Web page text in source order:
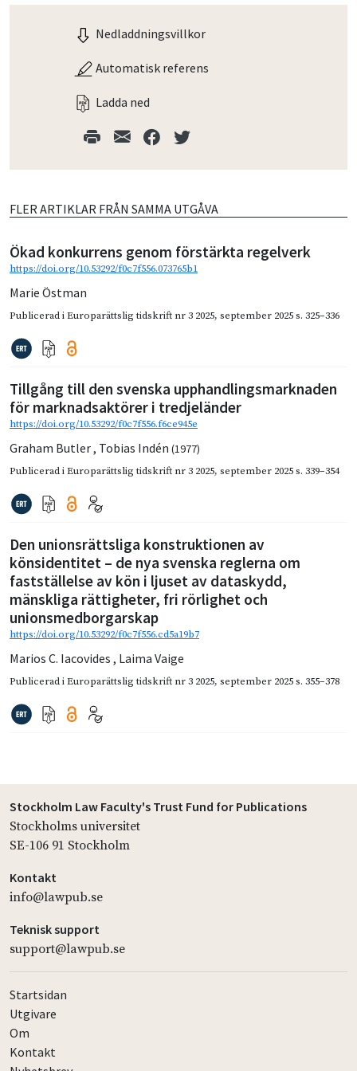
Nedladdningsvillkor
Automatisk referens
Ladda ned
FLER ARTIKLAR FRÅN SAMMA UTGÅVA
Ökad konkurrens genom förstärkta regelverk
https://doi.org/10.53292/f0c7f556.073765b1
Marie Östman
Publicerad iEuroparättslig tidskrift nr 3 2025, september 2025s. 325–336
Tillgång till den svenska upphandlingsmarknaden
för marknadsaktörer i tredjeländer
https://doi.org/10.53292/f0c7f556.f6ce945e
Graham Butler, Tobias Indén (1977)
Publicerad iEuroparättslig tidskrift nr 3 2025, september 2025s. 339–354
Den unionsrättsliga konstruktionen av
könsidentitet – de nya svenska reglerna om
fastställelse av kön i ljuset av dataskydd,
mänskliga rättigheter, fri rörlighet och
unionsmedborgarskap
https://doi.org/10.53292/f0c7f556.cd5a19b7
Marios C. Iacovides , Laima Vaige
Publicerad iEuroparättslig tidskrift nr 3 2025, september 2025s. 355–378
Stockholm Law Faculty's Trust Fund for Publications
Stockholms universitet
SE-106 91 Stockholm
Kontakt
info@lawpub.se
Teknisk support
support@lawpub.se
Startsidan
Utgivare
Om
Kontakt